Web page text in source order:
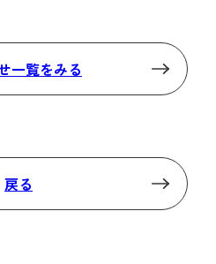
一覧をみる
戻る